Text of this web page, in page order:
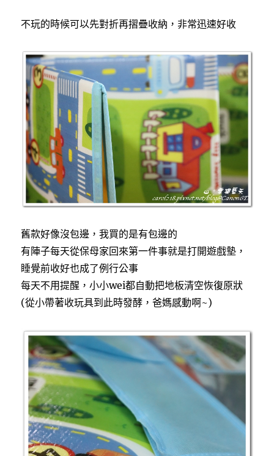
不玩的時候可以先對折再摺疊收納，非常迅速好收
舊款好像沒包邊，我買的是有包邊的
有陣子每天從保母家回來第一件事就是打開遊戲墊，
睡覺前收好也成了例行公事
每天不用提醒，小小wei都自動把地板清空恢復原狀
(從小帶著收玩具到此時發酵，爸媽感動啊~)